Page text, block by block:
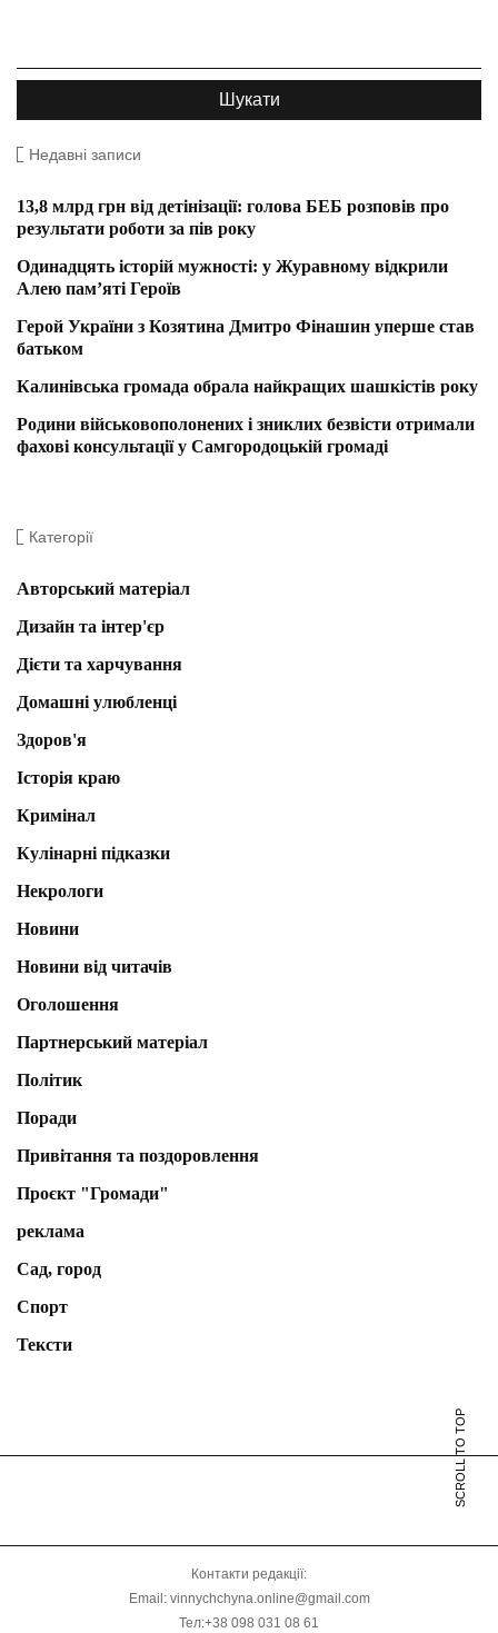
Недавні записи
13,8 млрд грн від детінізації: голова БЕБ розповів про
результати роботи за пів року
Одинадцять історій мужності: у Журавному відкрили
Алею пам’яті Героїв
Герой України з Козятина Дмитро Фінашин уперше став
батьком
Калинівська громада обрала найкращих шашкістів року
Родини військовополонених і зниклих безвісти отримали
фахові консультації у Самгородоцькій громаді
Категорії
Авторський матеріал
Дизайн та інтер'єр
Дієти та харчування
Домашні улюбленці
Здоров'я
Історія краю
Кримінал
Кулінарні підказки
Некрологи
Новини
Новини від читачів
Оголошення
Партнерський матеріал
Політик
Поради
Привітання та поздоровлення
Проєкт "Громади"
реклама
Сад, город
Спорт
Тексти
SCROLL TO TOP
Контакти редакції:
Email: vinnychchyna.online@gmail.com
Тел:+38 098 031 08 61